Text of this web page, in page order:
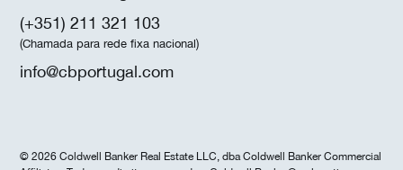
(+351) 211 321 103
(Chamada para rede fixa nacional)
info@cbportugal.com
© 2026 Coldwell Banker Real Estate LLC, dba Coldwell Banker Commercial